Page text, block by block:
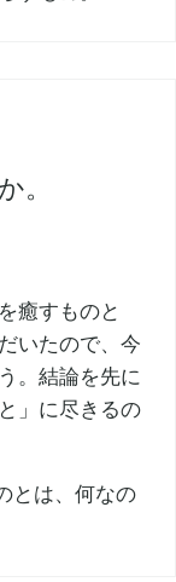
。
癒すものと
いたので、今
。結論を先に
」に尽きるの